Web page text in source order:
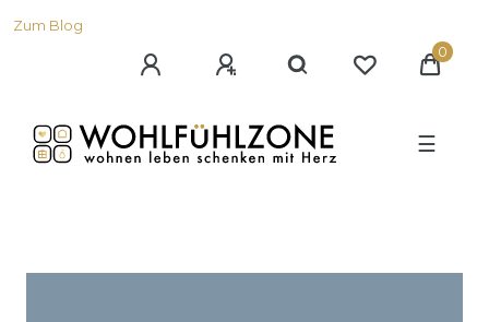
Zum Blog
0
☰